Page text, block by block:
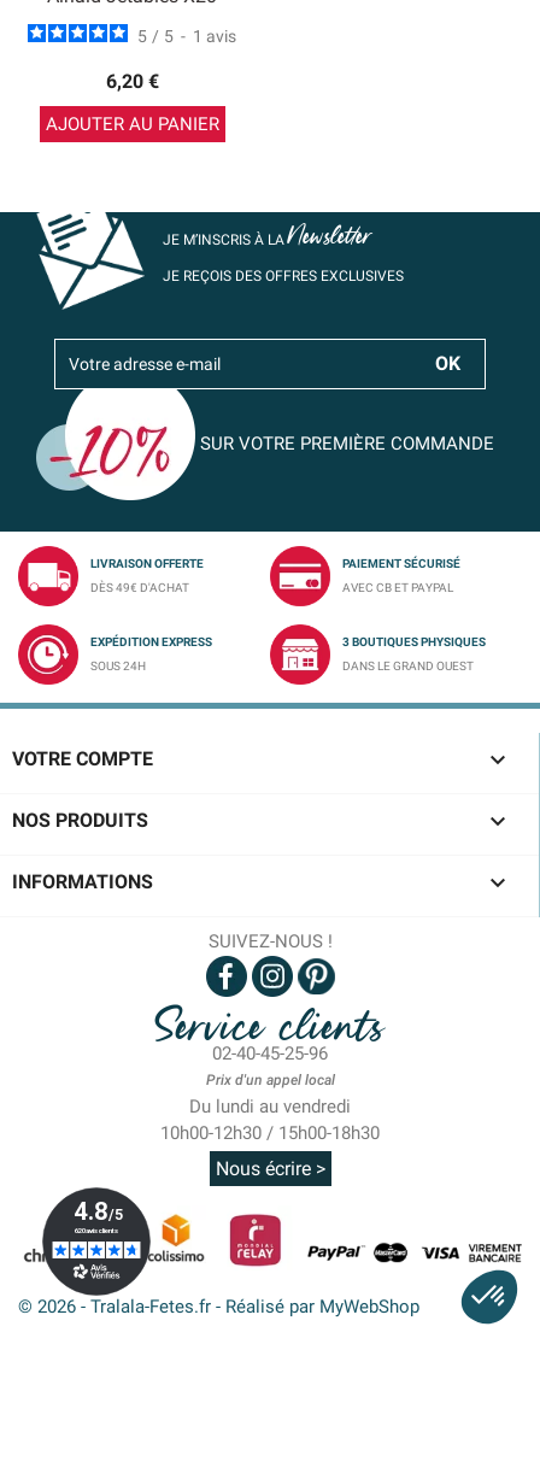
5 / 5 - 1 avis
6,20 €
AJOUTER AU PANIER
JE M’INSCRIS À LANewsletter
JE REÇOIS DES OFFRES EXCLUSIVES
SUR VOTRE PREMIÈRE COMMANDE
LIVRAISON OFFERTE
DÈS 49€ D'ACHAT
PAIEMENT SÉCURISÉ
AVEC CB ET PAYPAL
EXPÉDITION EXPRESS
SOUS 24H
3 BOUTIQUES PHYSIQUES
DANS LE GRAND OUEST
VOTRE COMPTE 
NOS PRODUITS 
INFORMATIONS 
SUIVEZ-NOUS !
Service clients
02-40-45-25-96
Prix d'un appel local
Du lundi au vendredi
10h00-12h30 / 15h00-18h30
Nous écrire >
© 2026 - Tralala-Fetes.fr - Réalisé par MyWebShop